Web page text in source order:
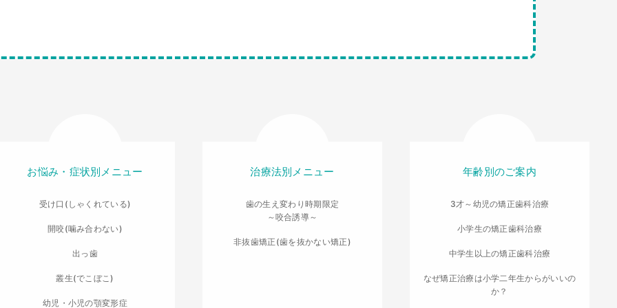
お悩み・症状別メニュー
受け口(しゃくれている)
開咬(噛み合わない)
出っ歯
叢生(でこぼこ)
幼児・小児の顎変形症
治療法別メニュー
歯の生え変わり時期限定
～咬合誘導～
非抜歯矯正(歯を抜かない矯正)
年齢別のご案内
3才～幼児の矯正歯科治療
小学生の矯正歯科治療
中学生以上の矯正歯科治療
なぜ矯正治療は小学二年生からがいいの
か？